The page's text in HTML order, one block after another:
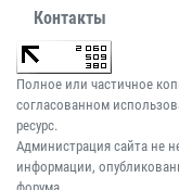
Контакты
Полное или частичное
согласованном
ресурс.
Администрация сайта не
информации,